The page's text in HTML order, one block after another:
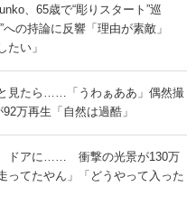
、65歳で“彫りスタート”巡
の持論に反響「理由が素敵」
たい」
見たら……「うわぁああ」偶然撮
万再生「自然は過酷」
ドアに…… 衝撃の光景が130万
ってたやん」「どうやって入った